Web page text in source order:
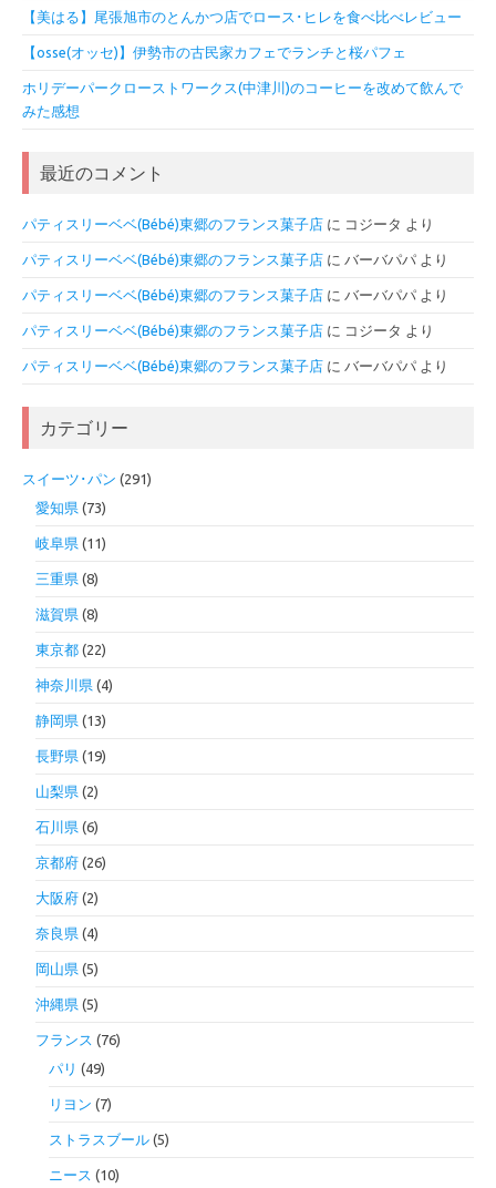
【美はる】尾張旭市のとんかつ店でロース･ヒレを食べ比べレビュー
【osse(オッセ)】伊勢市の古民家カフェでランチと桜パフェ
ホリデーパークローストワークス(中津川)のコーヒーを改めて飲んで
みた感想
最近のコメント
パティスリーベベ(Bébé)東郷のフランス菓子店 に コジータ より
パティスリーベベ(Bébé)東郷のフランス菓子店 に バーバパパ より
パティスリーベベ(Bébé)東郷のフランス菓子店 に バーバパパ より
パティスリーベベ(Bébé)東郷のフランス菓子店 に コジータ より
パティスリーベベ(Bébé)東郷のフランス菓子店 に バーバパパ より
カテゴリー
スイーツ･パン (291)
愛知県 (73)
岐阜県 (11)
三重県 (8)
滋賀県 (8)
東京都 (22)
神奈川県 (4)
静岡県 (13)
長野県 (19)
山梨県 (2)
石川県 (6)
京都府 (26)
大阪府 (2)
奈良県 (4)
岡山県 (5)
沖縄県 (5)
フランス (76)
パリ (49)
リヨン (7)
ストラスブール (5)
ニース (10)